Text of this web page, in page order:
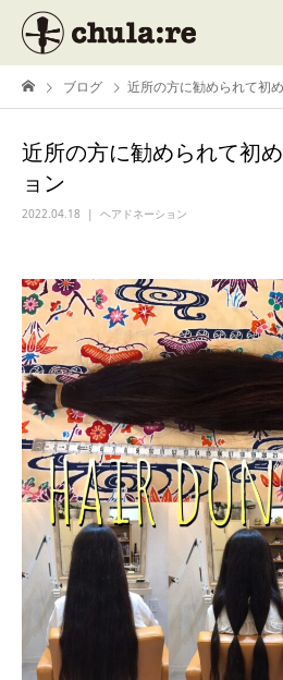
ブログ 近所の方に勧められて初
近所の方に勧められて初
ョン
2022.04.18 ヘアドネーション